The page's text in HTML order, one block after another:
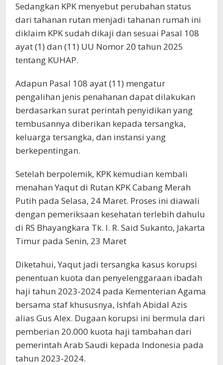
Sedangkan KPK menyebut perubahan status
dari tahanan rutan menjadi tahanan rumah ini
diklaim KPK sudah dikaji dan sesuai Pasal 108
ayat (1) dan (11) UU Nomor 20 tahun 2025
tentang KUHAP.
Adapun Pasal 108 ayat (11) mengatur
pengalihan jenis penahanan dapat dilakukan
berdasarkan surat perintah penyidikan yang
tembusannya diberikan kepada tersangka,
keluarga tersangka, dan instansi yang
berkepentingan.
Setelah berpolemik, KPK kemudian kembali
menahan Yaqut di Rutan KPK Cabang Merah
Putih pada Selasa, 24 Maret. Proses ini diawali
dengan pemeriksaan kesehatan terlebih dahulu
di RS Bhayangkara Tk. I. R. Said Sukanto, Jakarta
Timur pada Senin, 23 Maret
Diketahui, Yaqut jadi tersangka kasus korupsi
penentuan kuota dan penyelenggaraan ibadah
haji tahun 2023-2024 pada Kementerian Agama
bersama staf khususnya, Ishfah Abidal Azis
alias Gus Alex. Dugaan korupsi ini bermula dari
pemberian 20.000 kuota haji tambahan dari
pemerintah Arab Saudi kepada Indonesia pada
tahun 2023-2024.